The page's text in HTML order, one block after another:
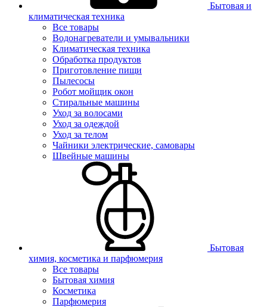
Бытовая и
климатическая техника
Все товары
Водонагреватели и умывальники
Климатическая техника
Обработка продуктов
Приготовление пищи
Пылесосы
Робот мойщик окон
Стиральные машины
Уход за волосами
Уход за одеждой
Уход за телом
Чайники электрические, самовары
Швейные машины
Бытовая
химия, косметика и парфюмерия
Все товары
Бытовая химия
Косметика
Парфюмерия